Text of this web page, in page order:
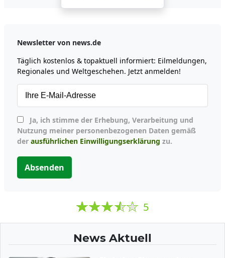
Newsletter von news.de
Täglich kostenlos & topaktuell informiert: Eilmeldungen,
Regionales und Weltgeschehen. Jetzt anmelden!
Nutzung meiner personenbezogenen Daten gemäß
der ausführlichen Einwilligungserklärung zu.
Absenden
5
News Aktuell